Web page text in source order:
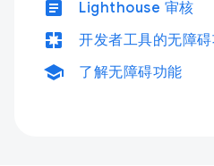
article Lighthouse 审核
pages 开发者工具的无障
school 了解无障碍功能